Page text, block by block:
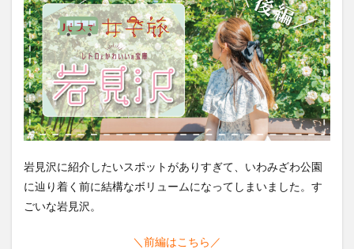
岩見沢に紹介したいスポットがありすぎて、いわみざわ公園
に辿り着く前に結構なボリュームになってしまいました。す
ごいな岩見沢。
＼前編はこちら／